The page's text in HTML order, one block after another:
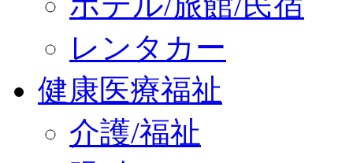
レンタカー
健康医療福祉
介護/福祉